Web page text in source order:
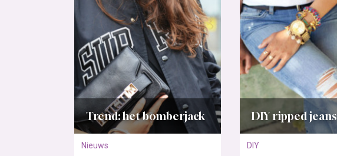
Trend: het bomberjack
Nieuws
DIY ripped jeans
DIY